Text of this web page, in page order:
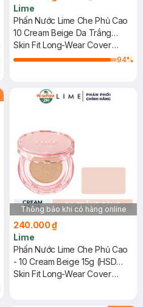
Lime
Phấn Nước Lime Che Phủ Cao
10 Cream Beige Da Trắng
Sáng 15g
Skin Fit Long-Wear Cover
Cushion SPF 50+ PA+++
94%
Thông báo khi có hàng online
240.000 ₫
Lime
Phấn Nước Lime Che Phủ Cao
- 10 Cream Beige 15g (HSD
12/2025)
Skin Fit Long-Wear Cover